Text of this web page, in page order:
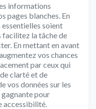
informations
pages blanches. En
soient
facilitez la tâche de
En mettant en avant
vos chances
par ceux qui
clarté et de
vos données sur les
pour
accessibilité.